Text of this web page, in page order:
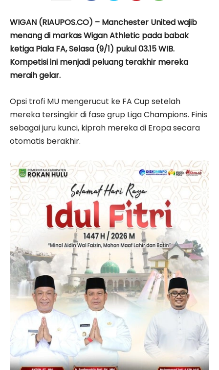
WIGAN (RIAUPOS.CO) – Manchester United wajib
menang di markas Wigan Athletic pada babak
ketiga Piala FA, Selasa (9/1) pukul 03.15 WIB.
Kompetisi ini menjadi peluang terakhir mereka
meraih gelar.
Opsi trofi MU mengerucut ke FA Cup setelah
mereka tersingkir di fase grup Liga Champions. Finis
sebagai juru kunci, kiprah mereka di Eropa secara
otomatis berakhir.